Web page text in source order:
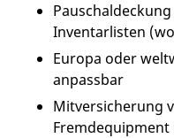
Inventarlisten
Europa oder
anpassbar
Mitversicherung